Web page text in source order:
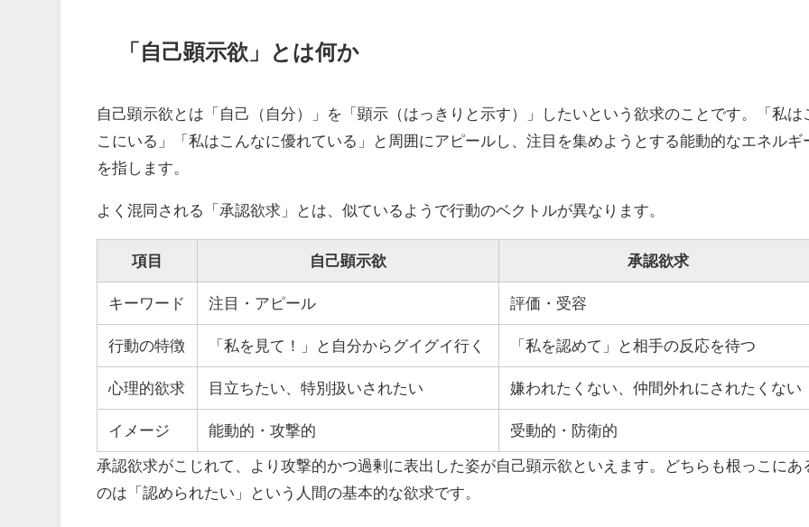
「自己顕示欲」とは何か
自己顕示欲とは「自己（自分）」を「顕示（はっきりと示す）」したいという欲求のことです。「私は
こにいる」「私はこんなに優れている」と周囲にアピールし、注目を集めようとする能動的なエネルギ
を指します。
よく混同される「承認欲求」とは、似ているようで行動のベクトルが異なります。
項目 自己顕示欲 承認欲求
キーワード 注目・アピール 評価・受容
行動の特徴 「私を見て！」と自分からグイグイ行く 「私を認めて」と相手の反応を待つ
心理的欲求 目立ちたい、特別扱いされたい 嫌われたくない、仲間外れにされたくない
イメージ 能動的・攻撃的 受動的・防衛的
承認欲求がこじれて、より攻撃的かつ過剰に表出した姿が自己顕示欲といえます。どちらも根っこにあ
のは「認められたい」という人間の基本的な欲求です。